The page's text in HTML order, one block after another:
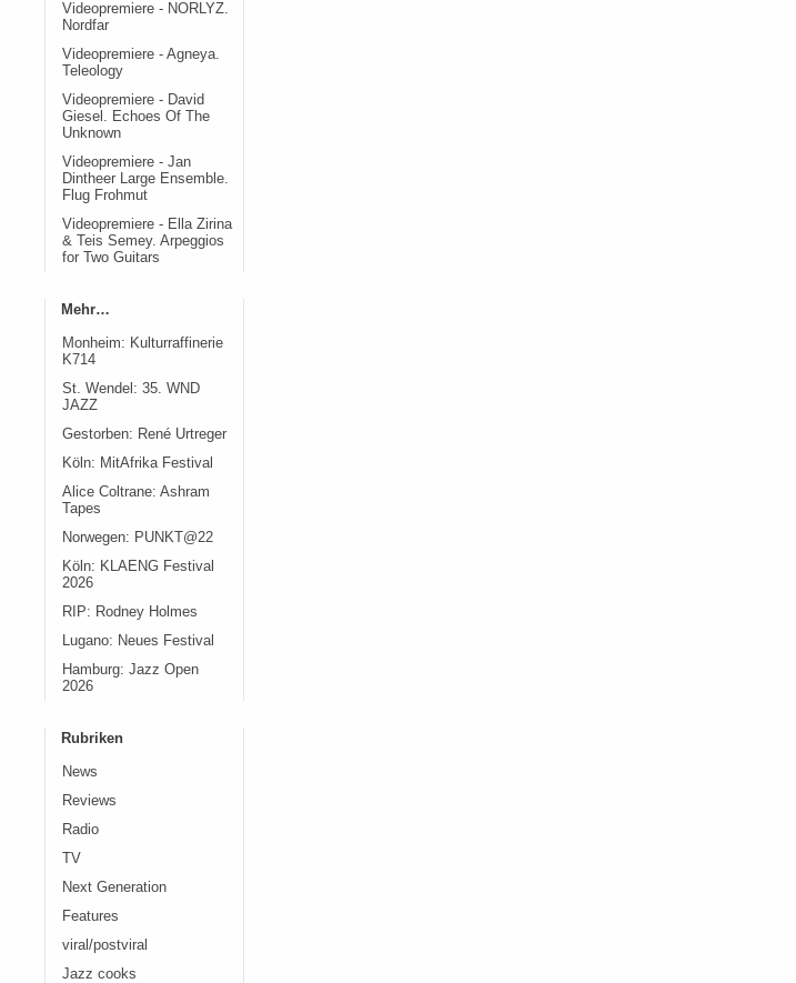
Videopremiere - NORLYZ.
Nordfar
Videopremiere - Agneya.
Teleology
Videopremiere - David
Giesel. Echoes Of The
Unknown
Videopremiere - Jan
Dintheer Large Ensemble.
Flug Frohmut
Videopremiere - Ella Zirina
& Teis Semey. Arpeggios
for Two Guitars
Mehr…
Monheim: Kulturraffinerie
K714
St. Wendel: 35. WND
JAZZ
Gestorben: René Urtreger
Köln: MitAfrika Festival
Alice Coltrane: Ashram
Tapes
Norwegen: PUNKT@22
Köln: KLAENG Festival
2026
RIP: Rodney Holmes
Lugano: Neues Festival
Hamburg: Jazz Open
2026
Rubriken
News
Reviews
Radio
TV
Next Generation
Features
viral/postviral
Jazz cooks